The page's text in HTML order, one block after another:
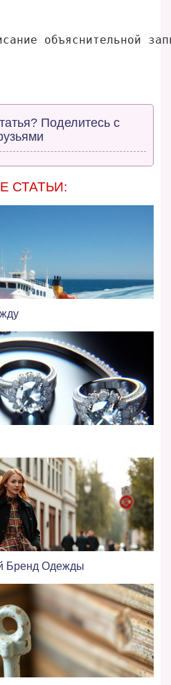
объяснительной
Поделитесь с
СТАТЬИ:
Бренд Одежды